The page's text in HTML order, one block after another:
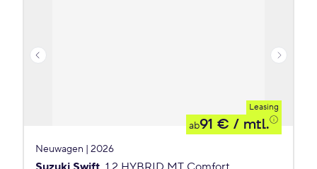
Leasing
ab91 € / mtl.
Neuwagen | 2026